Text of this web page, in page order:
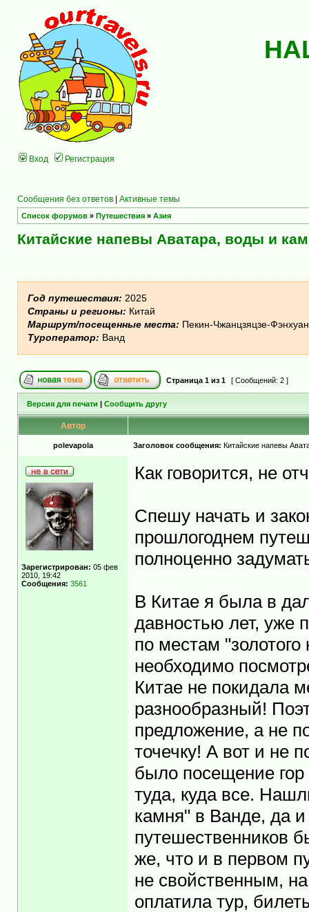
Вход Регистрация
Сообщения без ответов | Активные темы
Список форумов » Путешествия » Азия
Китайские напевы Аватара, воды и
Год путешествия: 2025
Страны и регионы: Китай
Маршрут/посещенные места: Пекин-Чжанцзяцзе-
Туроператор: Ванд
Страница 1 из 1 [ Сообщений: 2 ]
Версия для печати | Сообщить другу
Автор
polevapola Заголовок сообщения: Китайские напевы
Зарегистрирован: 05 фев
2010, 19:42
Сообщения: 3561
Как говорится, не
Спешу начать и
прошлогоднем
полноценно
В Китае я была в
давностью лет, уже
по местам "золотого
необходимо
Китае не покидала
разнообразный!
предложение, а не
точечку! А вот и не
было посещение гор
туда, куда все.
камня" в Ванде, да
путешественников
же, что и в первом
не свойственным,
оплатила тур,